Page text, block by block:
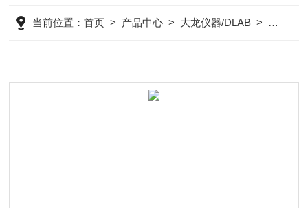
当前位置：首页 > 产品中心 > 大龙仪器/DLAB > PCR系